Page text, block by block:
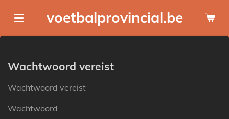
direct
naar
hoofdinhoud
voetbalprovincial.be
Wachtwoord vereist
Wachtwoord vereist
Wachtwoord